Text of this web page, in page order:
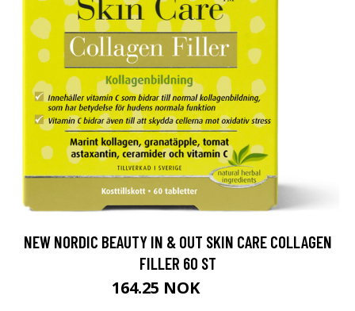
NEW NORDIC BEAUTY IN & OUT SKIN CARE COLLAGEN
FILLER 60 ST
164.25 NOK